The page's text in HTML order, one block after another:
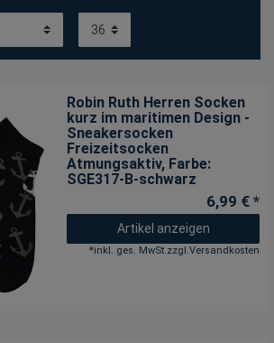
Robin Ruth Herren Socken
kurz im maritimen Design -
Sneakersocken
Freizeitsocken
Atmungsaktiv, Farbe:
SGE317-B-schwarz
6,99 € *
Artikel anzeigen
*inkl. ges. MwSt.zzgl.Versandkosten